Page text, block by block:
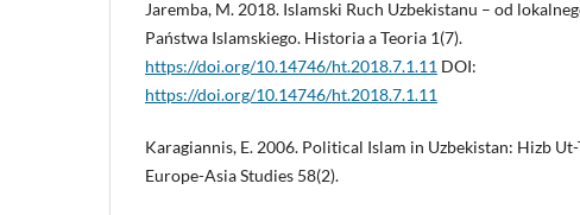
Jaremba, M. 2018. Islamski Ruch Uzbekistanu – od
Państwa Islamskiego. Historia a Teoria 1(7).
https://doi.org/10.14746/ht.2018.7.1.11 DOI:
https://doi.org/10.14746/ht.2018.7.1.11
Karagiannis, E. 2006. Political Islam in Uzbekistan: Hizb
Europe-Asia Studies 58(2).